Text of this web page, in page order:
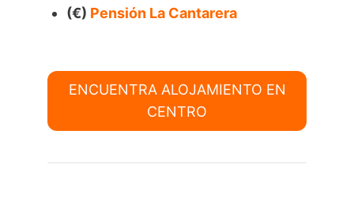
(€) Pensión La Cantarera
ENCUENTRA ALOJAMIENTO EN
CENTRO